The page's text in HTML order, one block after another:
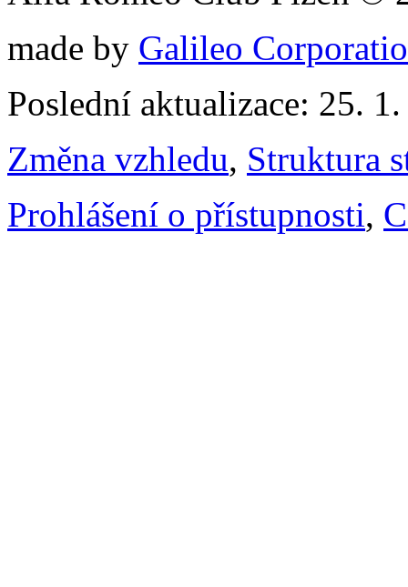
made by Galileo
Poslední aktualizace: 25.
Změna vzhledu, Struktura
Prohlášení o přístupnosti,